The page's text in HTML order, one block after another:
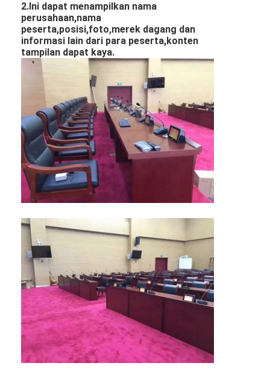
2.Ini dapat menampilkan nama
perusahaan,nama
peserta,posisi,foto,merek dagang dan
informasi lain dari para peserta,konten
tampilan dapat kaya.